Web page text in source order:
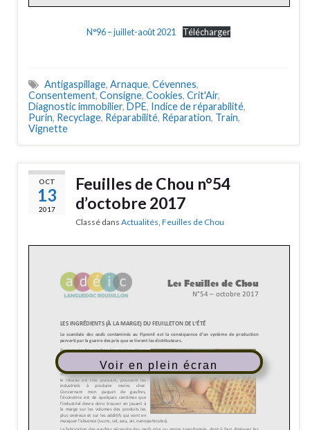
N°96 – juillet-août 2021 Télécharger
Antigaspillage, Arnaque, Cévennes,
Consentement, Consigne, Cookies, Crit'Air,
Diagnostic immobilier, DPE, Indice de réparabilité,
Purin, Recyclage, Réparabilité, Réparation, Train,
Vignette
OCT
13
2017
Feuilles de Chou n°54
d’octobre 2017
Classé dans Actualités Feuilles de Chou
Voir en plein écran